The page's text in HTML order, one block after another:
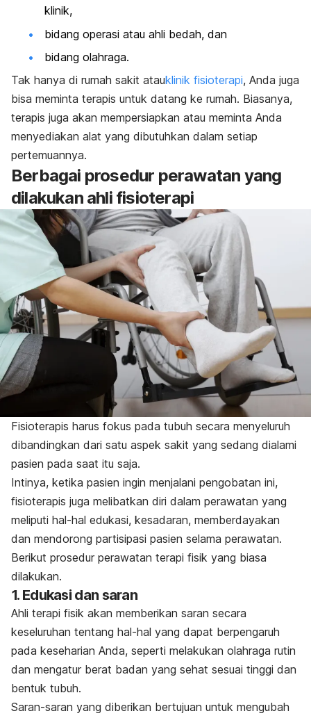
klinik,
bidang operasi atau ahli bedah, dan
bidang olahraga.
Tak hanya di rumah sakit atauklinik fisioterapi, Anda juga
bisa meminta terapis untuk datang ke rumah. Biasanya,
terapis juga akan mempersiapkan atau meminta Anda
menyediakan alat yang dibutuhkan dalam setiap
pertemuannya.
Berbagai prosedur perawatan yang
dilakukan ahli fisioterapi
Fisioterapis harus fokus pada tubuh secara menyeluruh
dibandingkan dari satu aspek sakit yang sedang dialami
pasien pada saat itu saja.
Intinya, ketika pasien ingin menjalani pengobatan ini,
fisioterapis juga melibatkan diri dalam perawatan yang
meliputi hal-hal edukasi, kesadaran, memberdayakan
dan mendorong partisipasi pasien selama perawatan.
Berikut prosedur perawatan terapi fisik yang biasa
dilakukan.
1. Edukasi dan saran
Ahli terapi fisik akan memberikan saran secara
keseluruhan tentang hal-hal yang dapat berpengaruh
pada keseharian Anda, seperti melakukan olahraga rutin
dan mengatur berat badan yang sehat sesuai tinggi dan
bentuk tubuh.
Saran-saran yang diberikan bertujuan untuk mengubah